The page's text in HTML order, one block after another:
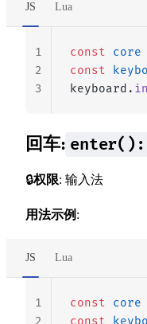
JS Lua
const core
const
keyboard.
1
2
3
回车:
🔒权限: 输入法
用法示例 :
JS Lua
const core
const
1
2